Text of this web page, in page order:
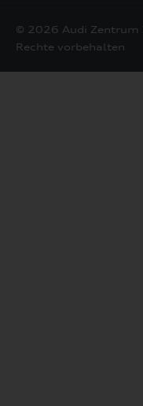
© 2026 Audi Zentrum
Rechte vorbehalten